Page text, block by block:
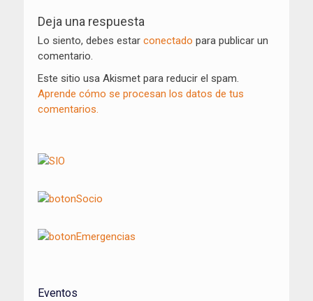
de
entradas
Deja una respuesta
Lo siento, debes estar conectado para publicar un
comentario.
Este sitio usa Akismet para reducir el spam.
Aprende cómo se procesan los datos de tus
comentarios.
Eventos